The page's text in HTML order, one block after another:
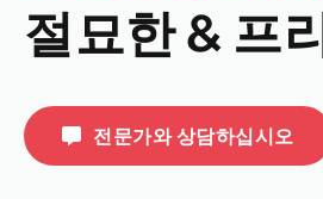
절묘한 & 프
전문가와 상담하십시오